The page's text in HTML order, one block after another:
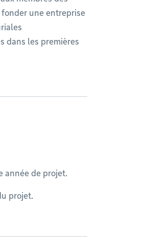
une entreprise
dans les premières
année de projet.
projet.